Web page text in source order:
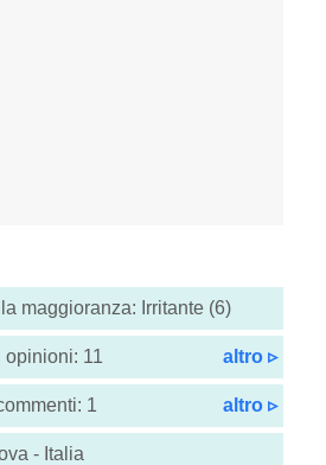
maggioranza: Irritante (6)
opinioni: 11 altro ▹
1 altro ▹
- Italia